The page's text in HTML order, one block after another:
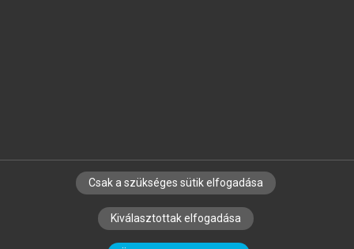
SZERZŐKNEK CÉGEKNEK KÖNYVTÁROSOKNAK
SZERKESZTÉSI ÉS LEKTORÁLÁSI ALAPELVEK
Csak a szükséges sütik elfogadása
Kiválasztottak elfogadása